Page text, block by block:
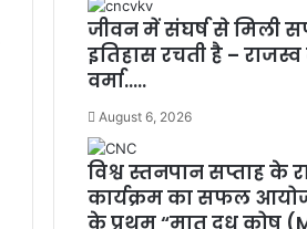
जीवन में संघर्ष से मिली
इतिहास रचती है –
वर्मा…..
August 6, 2026
विश्व स्तनपान सप्ताह के
कार्यक्रम का सफल
के प्रथम “मातृ दूध कोष